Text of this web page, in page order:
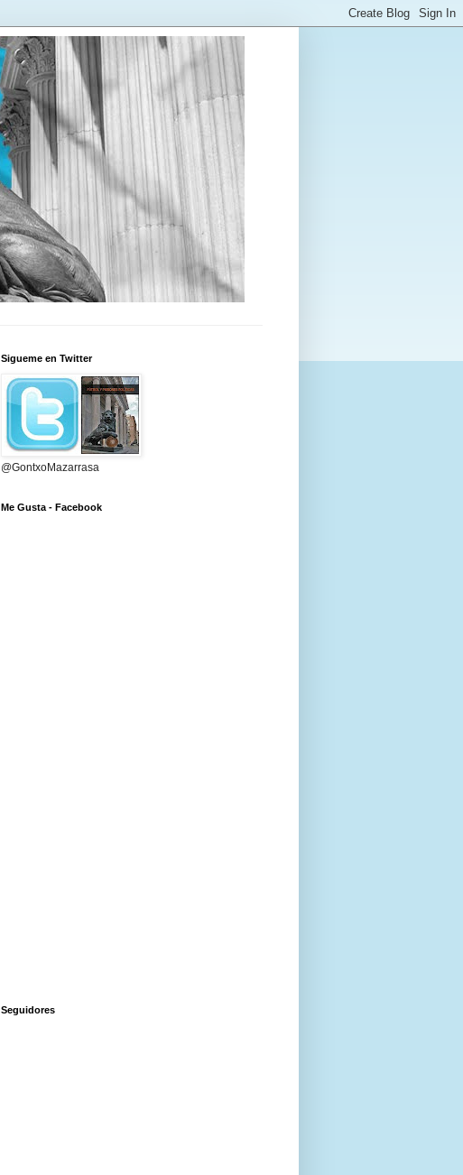
Sigueme en Twitter
@GontxoMazarrasa
Me Gusta - Facebook
Seguidores